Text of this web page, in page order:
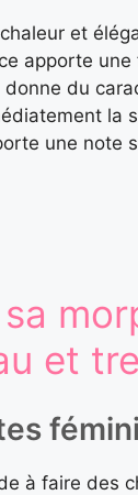
et
apporte
du
une note
et
à faire des